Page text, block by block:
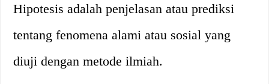
Hipotesis adalah penjelasan atau prediksi
tentang fenomena alami atau sosial yang
diuji dengan metode ilmiah.